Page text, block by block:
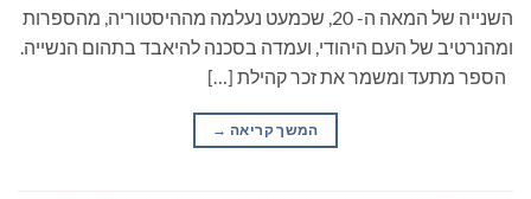
השנייה של המאה ה- 20, שכמעט נעלמה מההיסטוריה, מהספרות
ומהנרטיב של העם היהודי, ועמדה בסכנה להיאבד בתהום הנשייה.
הספר מתעד ומשמר את זכר קהילת […]
המשך קריאה →